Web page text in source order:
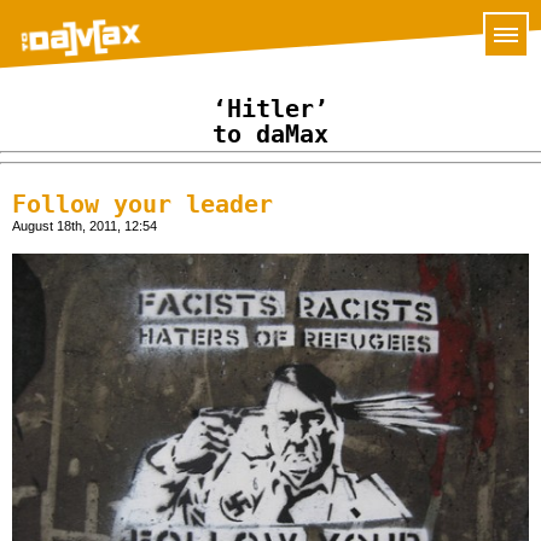
‘Hitler’
to daMax
Follow your leader
August 18th, 2011, 12:54